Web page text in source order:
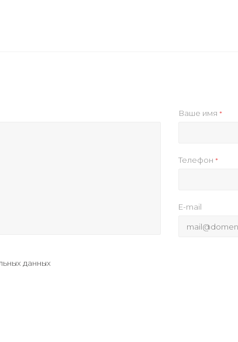
Ваше имя *
Телефон *
E-mail
данных